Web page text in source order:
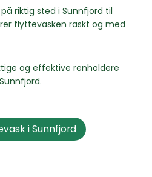
riktig sted i Sunnfjord til
flyttevasken raskt og med
og effektive renholdere
i Sunnfjord